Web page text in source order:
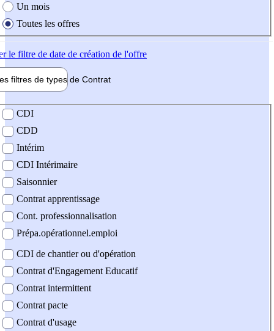
Un mois
Toutes les offres
le filtre de date de création de l'offre
filtres de types de Contrat
contrat
CDI
CDD
Intérim
CDI Intérimaire
Saisonnier
Contrat apprentissage
Cont. professionnalisation
Prépa.opérationnel.emploi
CDI de chantier ou d'opération
Contrat d'Engagement Educatif
Contrat intermittent
Contrat pacte
Contrat d'usage